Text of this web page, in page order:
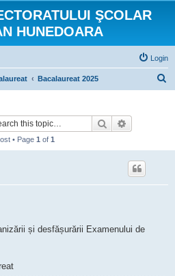
ŞCOLAR
HUNEDOARA
Login
Bacalaureat 2025
Search
• Page 1 of 1
și desfășurării Examenului de